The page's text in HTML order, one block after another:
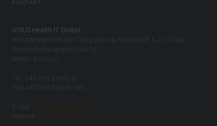
KONTAKT
VISUS Health IT GmbH
ein Unternehmen der CompuGroup Medical SE & Co. KGaA
Gesundheitscampus-Süd 15
44801 Bochum
TEL +49 234 93693-0
FAX +49 234 93693-199
E-Mail:
info(at)visus.com
Internet:
www.visus.com